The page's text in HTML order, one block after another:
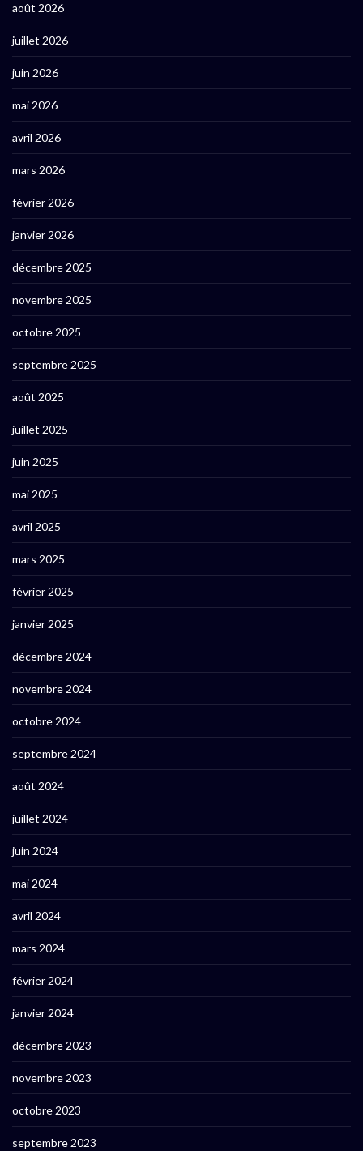
août 2026
juillet 2026
juin 2026
mai 2026
avril 2026
mars 2026
février 2026
janvier 2026
décembre 2025
novembre 2025
octobre 2025
septembre 2025
août 2025
juillet 2025
juin 2025
mai 2025
avril 2025
mars 2025
février 2025
janvier 2025
décembre 2024
novembre 2024
octobre 2024
septembre 2024
août 2024
juillet 2024
juin 2024
mai 2024
avril 2024
mars 2024
février 2024
janvier 2024
décembre 2023
novembre 2023
octobre 2023
septembre 2023